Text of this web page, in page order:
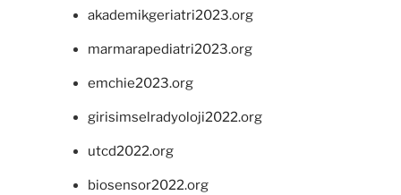
akademikgeriatri2023.org
marmarapediatri2023.org
emchie2023.org
girisimselradyoloji2022.org
utcd2022.org
biosensor2022.org